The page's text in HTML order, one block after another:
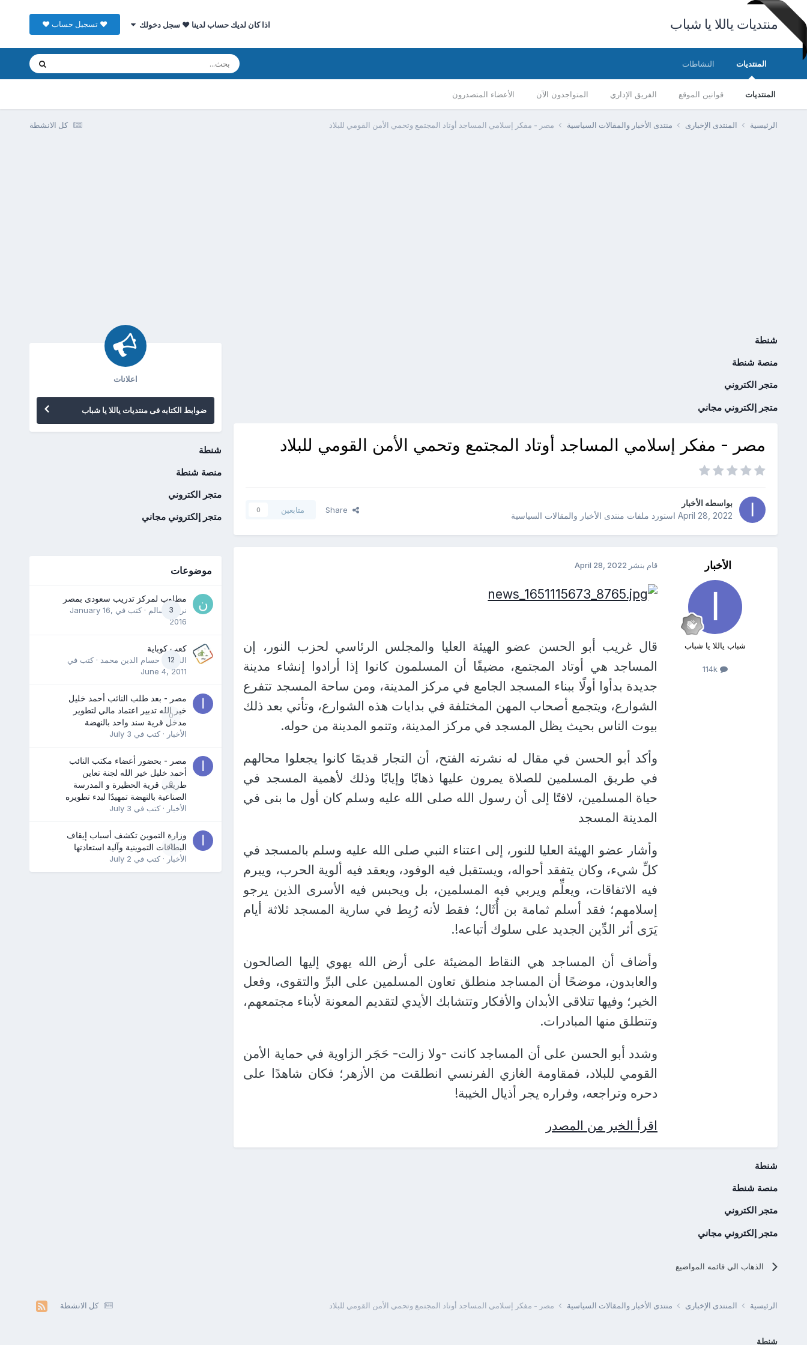
منتديات ياللا يا شباب اذا كان لديك حساب لدينا ♥ سجل دخولك ♥ تسجيل حساب ♥
المنتديات
المنتديات قوانين الموقع الفريق الإداري المتواجدون الآن الأعضاء المتصدرون
النشاطات
كل الانشطة الرئيسية المنتدى الإخبارى منتدى الأخبار والمقالات السياسية مصر - مفكر إسلامي المساجد أوتاد المجتمع وتحمي الأمن القومي للبلاد
شنطة
منصة شنطة
متجر الكتروني
متجر إلكتروني مجاني
مصر - مفكر إسلامي المساجد أوتاد المجتمع وتحمي الأمن القومي للبلاد
بواسطه الأخبار
April 28, 2022استورد ملفات منتدى الأخبار والمقالات السياسية
Share متابعين 0
الأخبار
شباب ياللا يا شباب
114k
قام بنشر April 28, 2022
قال غريب أبو الحسن عضو الهيئة العليا والمجلس الرئاسي لحزب النور، إن
المساجد هي أوتاد المجتمع، مضيفًا أن المسلمون كانوا إذا أرادوا إنشاء مدينة
جديدة بدأوا أولًا ببناء المسجد الجامع في مركز المدينة، ومن ساحة المسجد تتفرع
الشوارع، ويتجمع أصحاب المهن المختلفة في بدايات هذه الشوارع، وتأتي بعد ذلك
بيوت الناس بحيث يظل المسجد في مركز المدينة، وتنمو المدينة من حوله.
وأكد أبو الحسن في مقال له نشرته الفتح، أن التجار قديمًا كانوا يجعلوا محالهم
في طريق المسلمين للصلاة يمرون عليها ذهابًا وإيابًا وذلك لأهمية المسجد في
حياة المسلمين، لافتًا إلى أن رسول الله صلى الله عليه وسلم كان أول ما بنى في
المدينة المسجد
وأشار عضو الهيئة العليا للنور، إلى اعتناء النبي صلى الله عليه وسلم بالمسجد في
كلِّ شيء، وكان يتفقد أحواله، ويستقبل فيه الوفود، ويعقد فيه ألوية الحرب، ويبرم
فيه الاتفاقات، ويعلِّم ويربي فيه المسلمين، بل ويحبس فيه الأسرى الذين يرجو
إسلامهم؛ فقد أسلم ثمامة بن أُثَال؛ فقط لأنه رُبِط في سارية المسجد ثلاثة أيام
يَرَى أثر الدِّين الجديد على سلوك أتباعه!.
وأضاف أن المساجد هي النقاط المضيئة على أرض الله يهوي إليها الصالحون
والعابدون، موضحًا أن المساجد منطلق تعاون المسلمين على البرِّ والتقوى، وفعل
الخير؛ وفيها تتلاقى الأبدان والأفكار وتتشابك الأيدي لتقديم المعونة لأبناء مجتمعهم،
وتنطلق منها المبادرات.
وشدد أبو الحسن على أن المساجد كانت -ولا زالت- حَجَر الزاوية في حماية الأمن
القومي للبلاد، فمقاومة الغازي الفرنسي انطلقت من الأزهر؛ فكان شاهدًا على
دحره وتراجعه، وفراره يجر أذيال الخيبة!
اقرأ الخبر من المصدر
شنطة
منصة شنطة
متجر الكتروني
متجر إلكتروني مجاني
الذهاب الي قائمه المواضيع
اعلانات
ضوابط الكتابه فى منتديات ياللا يا شباب
شنطة
منصة شنطة
متجر الكتروني
متجر إلكتروني مجاني
موضوعات
3
مطلوب لمركز تدريب سعودى بمصر
نرمين سالم · كتب في January 16,
2016
12
كعب كوباية
المدرب حسام الدين محمد · كتب في
June 4, 2011
0
مصر - بعد طلب النائب أحمد خليل
خير الله تدبير اعتماد مالي لتطوير
مدخل قرية سند واحد بالنهضة
الأخبار · كتب في July 3
0
مصر - بحضور أعضاء مكتب النائب
أحمد خليل خير الله لجنة تعاين
طريقي قرية الحظيرة و المدرسة
الصناعية بالنهضة تمهيدًا لبدء تطويره
الأخبار · كتب في July 3
0
وزارة التموين تكشف أسباب إيقاف
البطاقات التموينية وآلية استعادتها
الأخبار · كتب في July 2
كل الانشطة الرئيسية المنتدى الإخبارى منتدى الأخبار والمقالات السياسية مصر - مفكر إسلامي المساجد أوتاد المجتمع وتحمي الأمن القومي للبلاد
شنطة